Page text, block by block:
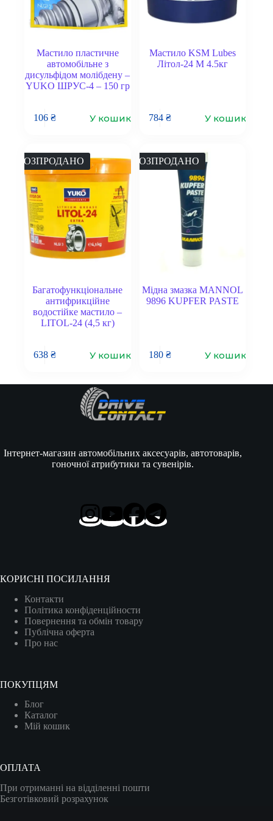
Мастило пластичне
автомобільне з
дисульфідом молібдену –
YUKO ШРУС-4 – 150 гр
106₴ У кошик
Мастило KSM Lubes
Літол-24 М 4.5кг
784 ₴ У кошик
РОЗПРОДАНО
Багатофункціональне
антифрикційне
водостійке мастило –
LITOL-24 (4,5 кг)
638₴ У кошик
РОЗПРОДАНО
Мідна змазка MANNOL
9896 KUPFER PASTE
180 ₴ У кошик
Інтернет-магазин автомобільних аксесуарів, автотоварів,
гоночної атрибутики та сувенірів.
КОРИСНІ ПОСИЛАННЯ
Контакти
Політика конфіденційности
Повернення та обмін товару
Публічна оферта
Про нас
ПОКУПЦЯМ
Блог
Каталог
Мій кошик
ОПЛАТА
При отриманні на відділенні пошти
Безготівковий розрахунок